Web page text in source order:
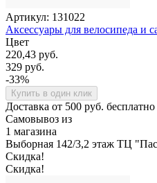
Артикул: 131022
Аксессуары для велосипеда и
Цвет
220,43 руб.
329 руб.
-33%
Купить в один клик
Доставка от 500 руб. бесплатно
Самовывоз из
1 магазина
Выборная 142/3,2 этаж ТЦ
Скидка!
Скидка!